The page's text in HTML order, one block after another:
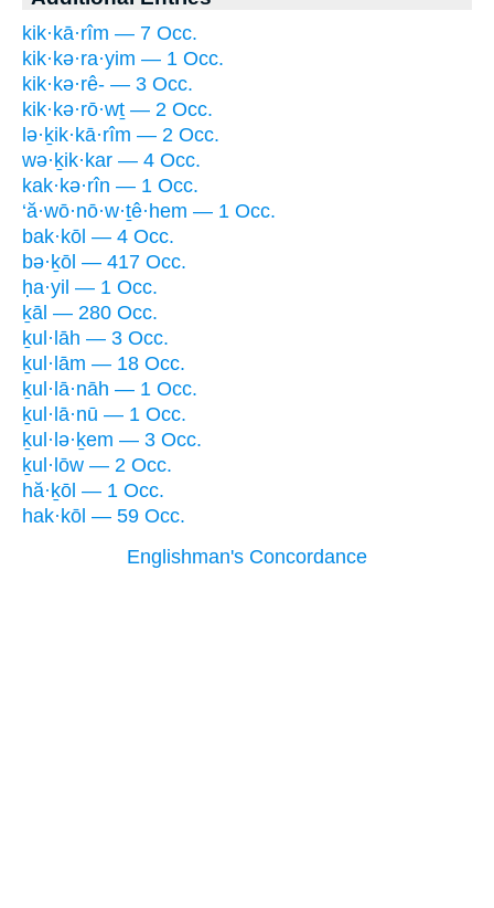
kik·kā·rîm — 7 Occ.
kik·kə·ra·yim — 1 Occ.
kik·kə·rê- — 3 Occ.
kik·kə·rō·wṯ — 2 Occ.
lə·ḵik·kā·rîm — 2 Occ.
wə·ḵik·kar — 4 Occ.
kak·kə·rîn — 1 Occ.
‘ă·wō·nō·w·ṯê·hem — 1 Occ.
bak·kōl — 4 Occ.
bə·ḵōl — 417 Occ.
ḥa·yil — 1 Occ.
ḵāl — 280 Occ.
ḵul·lāh — 3 Occ.
ḵul·lām — 18 Occ.
ḵul·lā·nāh — 1 Occ.
ḵul·lā·nū — 1 Occ.
ḵul·lə·ḵem — 3 Occ.
ḵul·lōw — 2 Occ.
hă·ḵōl — 1 Occ.
hak·kōl — 59 Occ.
Englishman's Concordance